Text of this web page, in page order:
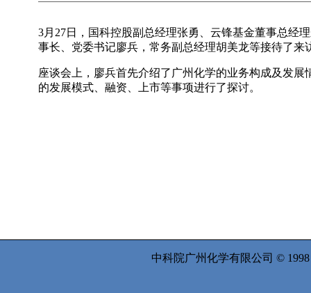
3月27日，国科控股副总经理张勇、云锋基金董事总经
事长、党委书记廖兵，常务副总经理胡美龙等接待了来
座谈会上，廖兵首先介绍了广州化学的业务构成及发
的发展模式、融资、上市等事项进行了探讨。
中科院广州化学有限公司 ©